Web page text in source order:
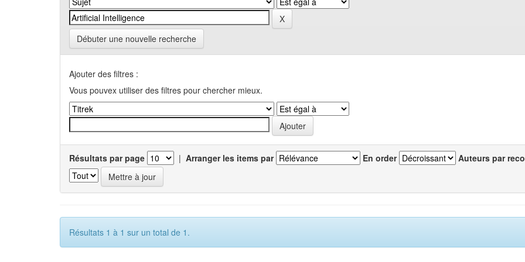
Débuter une nouvelle recherche
Ajouter des filtres :
Vous pouvex utiliser des filtres pour chercher mieux.
Résultats par page | Arranger les items par En order Auteurs par
Résultats 1 à 1 sur un total de 1.